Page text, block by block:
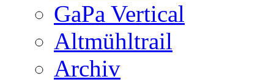
GaPa Vertical
Altmühltrail
Archiv